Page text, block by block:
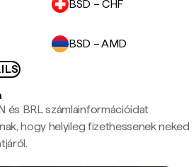
BSD – CHF
BSD – AMD
és BRL számlainformációidat
hogy helyileg fizethessenek neked